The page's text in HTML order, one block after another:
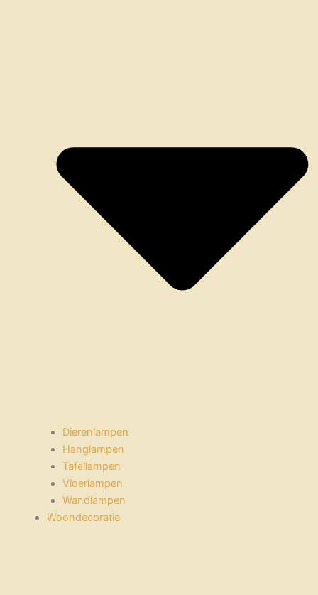
Dierenlampen
Hanglampen
Tafellampen
Vloerlampen
Wandlampen
Woondecoratie